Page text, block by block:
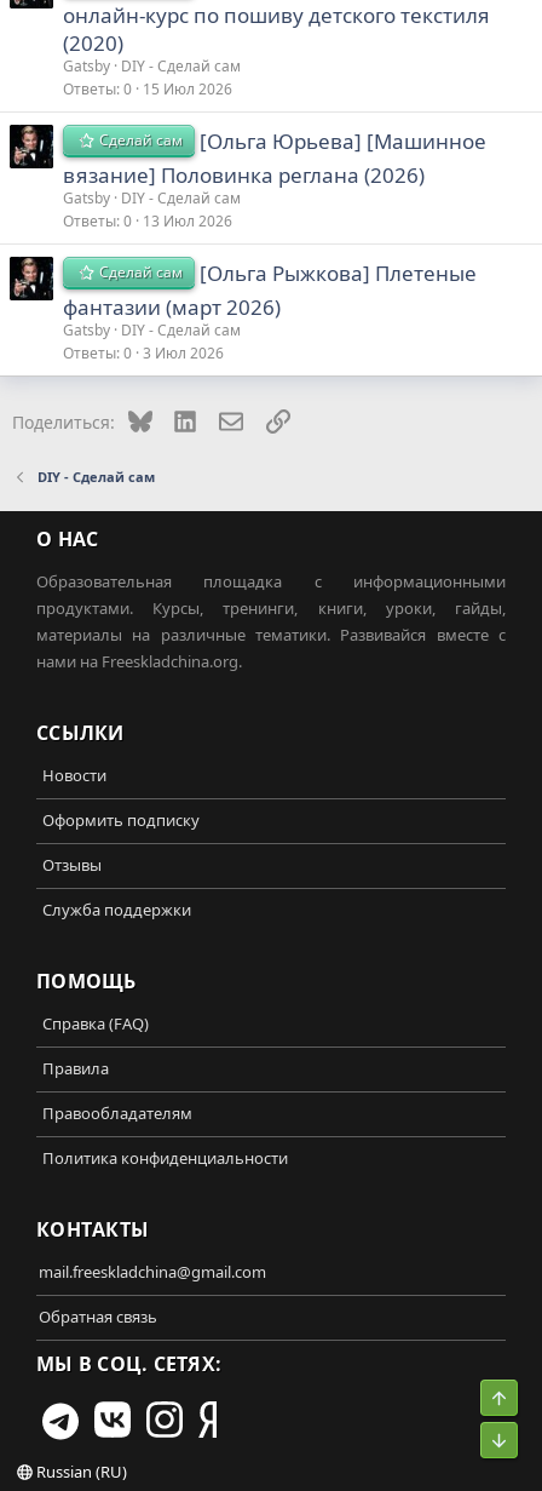
онлайн-курс по пошиву детского текстиля
(2020)
Gatsby DIY - Сделай сам
Ответы 0 15 Июл 2026
Сделай сам
[Ольга Юрьева] [Машинное
вязание] Половинка реглана (2026)
Gatsby DIY - Сделай сам
Ответы 0 13 Июл 2026
Сделай сам
[Ольга Рыжкова] Плетеные
фантазии (март 2026)
Gatsby DIY - Сделай сам
Ответы 0 3 Июл 2026
Поделиться: Bluesky LinkedInЭлектронная почта
Ссылка
DIY - Сделай сам
О НАС
Образовательная площадка с информационными
продуктами. Курсы, тренинги, книги, уроки, гайды,
материалы на различные тематики. Развивайся вместе с
нами на Freeskladchina.org.
ССЫЛКИ
Новости
Оформить подписку
Отзывы
Служба поддержки
ПОМОЩЬ
Справка (FAQ)
Правила
Правообладателям
Политика конфиденциальности
КОНТАКТЫ
mail.freeskladchina@gmail.com
Обратная связь
МЫ В СОЦ. СЕТЯХ:
Russian (RU)